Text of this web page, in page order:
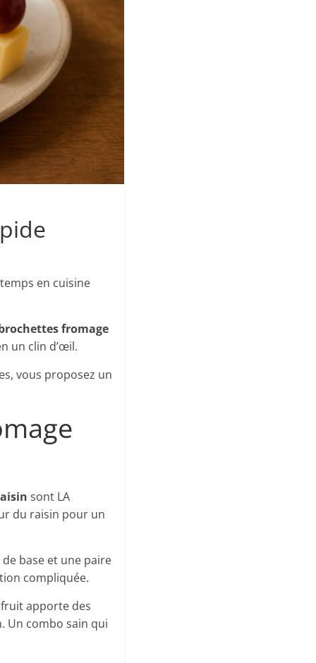
en cuisine
fromage
un clin d’œil.
vous proposez un
sont LA
du raisin pour un
base et une paire
compliquée.
apporte des
Un combo sain qui